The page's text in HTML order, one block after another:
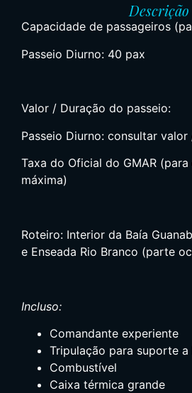
Descrição
Capacidade de passageiros
Passeio Diurno: 40 pax
Valor / Duração do passeio:
Passeio Diurno: consultar
Taxa do Oficial do GMAR
máxima)
Roteiro: Interior da Baía
e Enseada Rio Branco (parte
Incluso:
Comandante experiente
Tripulação para suporte
Combustível
Caixa térmica grande